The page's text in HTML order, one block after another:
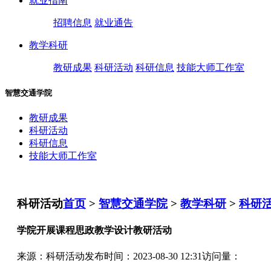
招聘信息 就业通告
教学科研
教研成果 科研活动 科研信息 技能大师工作室
智慧交通学院
教研成果
科研活动
科研信息
技能大师工作室
科研活动首页 > 智慧交通学院> 教学科研 > 科研
学院开展课程思政教学设计教研活动
来源：科研活动发布时间：2023-08-30 12:31访问量：